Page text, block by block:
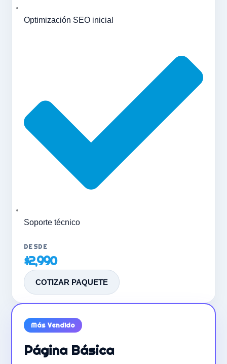
Optimización SEO inicial
Soporte técnico
$2,990
COTIZAR PAQUETE
Más Vendido
Página Básica